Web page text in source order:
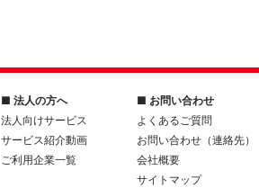
■ 法人の方へ
法人向けサービス
サービス紹介動画
ご利用企業一覧
■ お問い合わせ
よくあるご質問
お問い合わせ（連絡先）
会社概要
サイトマップ